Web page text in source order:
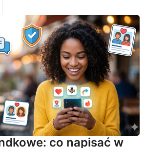
co napisać w